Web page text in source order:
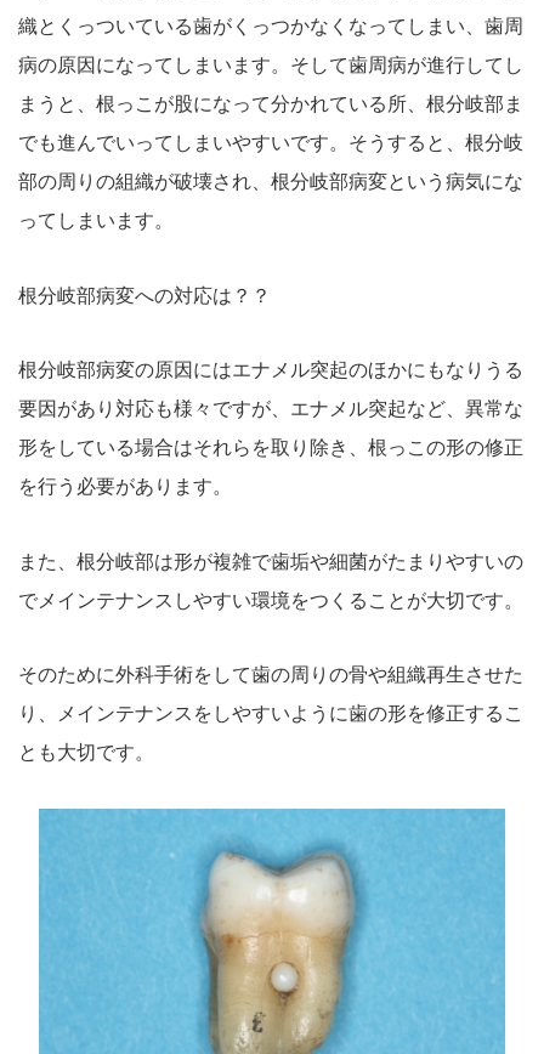
織とくっついている歯がくっつかなくなってしまい、歯周
病の原因になってしまいます。そして歯周病が進行してし
まうと、根っこが股になって分かれている所、根分岐部ま
でも進んでいってしまいやすいです。そうすると、根分岐
部の周りの組織が破壊され、根分岐部病変という病気にな
ってしまいます。
根分岐部病変への対応は？？
根分岐部病変の原因にはエナメル突起のほかにもなりうる
要因があり対応も様々ですが、エナメル突起など、異常な
形をしている場合はそれらを取り除き、根っこの形の修正
を行う必要があります。
また、根分岐部は形が複雑で歯垢や細菌がたまりやすいの
でメインテナンスしやすい環境をつくることが大切です。
そのために外科手術をして歯の周りの骨や組織再生させた
り、メインテナンスをしやすいように歯の形を修正するこ
とも大切です。